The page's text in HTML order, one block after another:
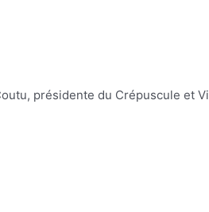
présidente du Crépuscule et